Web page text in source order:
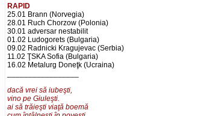
RAPID
25.01 Brann (Norvegia)
28.01 Ruch Chorzow (Polonia)
30.01 adversar nestabilit
01.02 Ludogorets (Bulgaria)
09.02 Radnicki Kragujevac (Serbia)
11.02 ŢSKA Sofia (Bulgaria)
16.02 Metalurg Doneţk (Ucraina)
dacă vrei să iubeşti,
vino pe Giuleşti.
ai să trăieşti viaţă boemă